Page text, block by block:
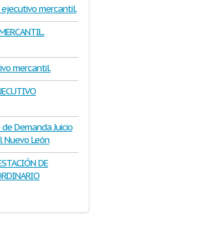
mercantil.
mercantil.
Demanda Juicio
Nuevo León
DE